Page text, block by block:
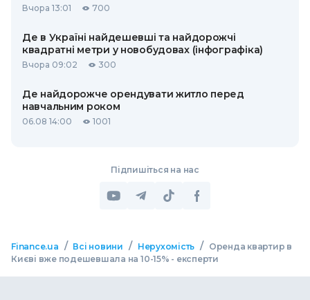
Вчора 13:01 700
Де в Україні найдешевші та найдорожчі
квадратні метри у новобудовах (інфографіка)
Вчора 09:02 300
Де найдорожче орендувати житло перед
навчальним роком
06.08 14:00 1001
Підпишіться на нас
Finance.ua / Всі новини / Нерухомість /
Оренда квартир в
Києві вже подешевшала на 10-15% - експерти